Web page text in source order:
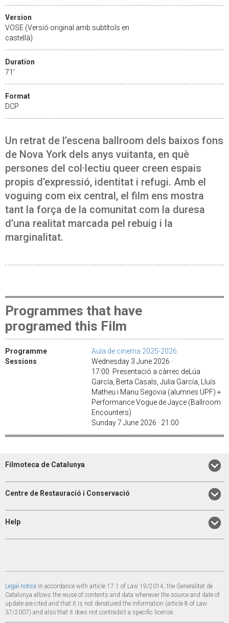
Version
VOSE (Versió original amb subtítols en
castellà)
Duration
71'
Format
DCP
Un retrat de l’escena ballroom dels baixos fons
de Nova York dels anys vuitanta, en què
persones del col·lectiu queer creen espais
propis d’expressió, identitat i refugi. Amb el
voguing com eix central, el film ens mostra
tant la força de la comunitat com la duresa
d’una realitat marcada pel rebuig i la
marginalitat.
Programmes that have
programed this Film
Programme
Aula de cinema 2025-2026
Sessions
Wednesday 3 June 2026 ·
17:00 Presentació a càrrec deLúa
García, Berta Casals, Julia García, Lluís
Matheu i Manu Segovia (alumnes UPF) +
Performance Vogue de Jayce (Ballroom
Encounters)
Sunday 7 June 2026 · 21:00
Filmoteca de Catalunya
Centre de Restauració i Conservació
Help
Legal notice In accordance with article 17.1 of Law 19/2014, the Generalitat de
Catalunya allows the reuse of contents and data whenever the source and date of
update are cited and that it is not denatured the information (article 8 of Law
37/2007) and also that it does not contradict a specific license.